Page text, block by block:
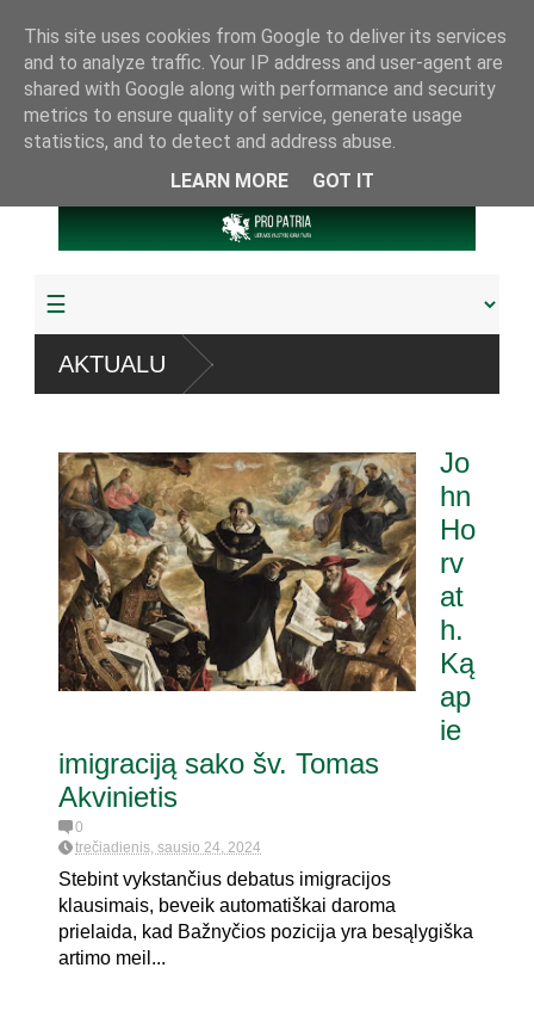
AKTUALU
Jo
hn
Ho
rv
at
h.
Ką
ap
ie
imigraciją sako šv. Tomas
Akvinietis
0
trečiadienis, sausio 24, 2024
Stebint vykstančius debatus imigracijos
klausimais, beveik automatiškai daroma
prielaida, kad Bažnyčios pozicija yra besąlygiška
artimo meil...
This site uses cookies from Google to deliver its services
and to analyze traffic. Your IP address and user-agent are
shared with Google along with performance and security
metrics to ensure quality of service, generate usage
statistics, and to detect and address abuse.
LEARN MORE
GOT IT